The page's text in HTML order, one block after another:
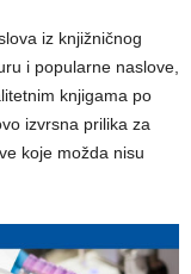
iz knjižničnog
i popularne naslove,
knjigama po
izvrsna prilika za
koje možda nisu